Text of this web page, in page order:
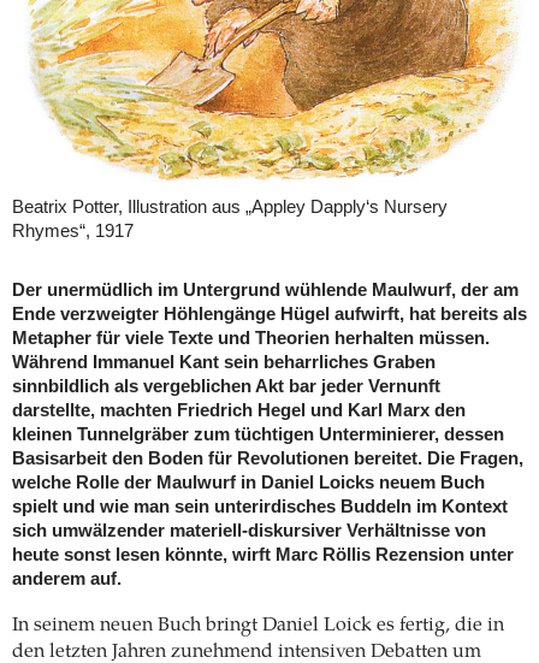
Beatrix Potter, Illustration aus „Appley Dapply‘s Nursery
Rhymes“, 1917
Der unermüdlich im Untergrund wühlende Maulwurf, der am
Ende verzweigter Höhlengänge Hügel aufwirft, hat bereits als
Metapher für viele Texte und Theorien herhalten müssen.
Während Immanuel Kant sein beharrliches Graben
sinnbildlich als vergeblichen Akt bar jeder Vernunft
darstellte, machten Friedrich Hegel und Karl Marx den
kleinen Tunnelgräber zum tüchtigen Unterminierer, dessen
Basisarbeit den Boden für Revolutionen bereitet. Die Fragen,
welche Rolle der Maulwurf in Daniel Loicks neuem Buch
spielt und wie man sein unterirdisches Buddeln im Kontext
sich umwälzender materiell-diskursiver Verhältnisse von
heute sonst lesen könnte, wirft Marc Röllis Rezension unter
anderem auf.
In seinem neuen Buch bringt Daniel Loick es fertig, die in
den letzten Jahren zunehmend intensiven Debatten um